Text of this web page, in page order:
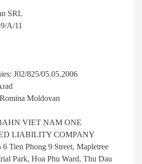
SRL
A/11
J02/825/05.05.2006
Moldovan
VIET NAM ONE
LIABILITY COMPANY
Tien Phong 9 Street, Mapletree
Park, Hoa Phu Ward, Thu Dau